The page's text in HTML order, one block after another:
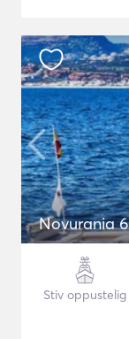
Novurania
Stiv oppustelig